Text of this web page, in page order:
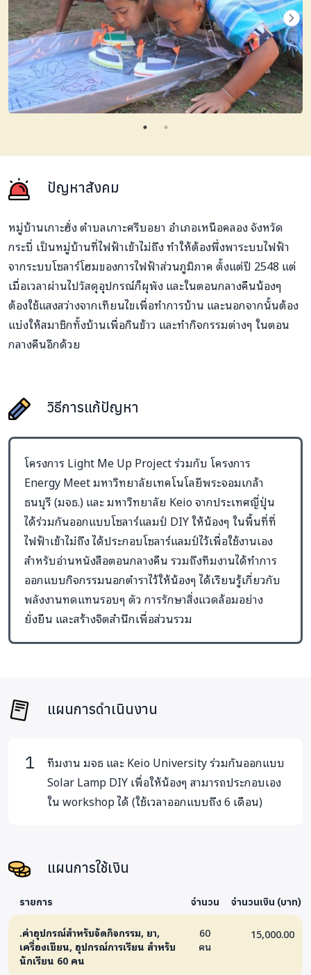
ปัญหาสังคม
หมู่บ้านเกาะฮั่ง ตำบลเกาะศรีบอยา อำเภอเหนือคลอง จังหวัด
กระบี่ เป็นหมู่บ้านที่ไฟฟ้าเข้าไม่ถึง ทำให้ต้องพึ่งพาระบบไฟฟ้า
จากระบบโซลาร์โฮมของการไฟฟ้าส่วนภูมิภาค ตั้งแต่ปี 2548 แต่
เมื่อเวลาผ่านไปวัสดุอุปกรณ์ก็ผุพัง และในตอนกลางคืนน้องๆ
ต้องใช้แสงสว่างจากเทียนไขเพื่อทำการบ้าน และนอกจากนั้นต้อง
แบ่งให้สมาชิกทั้งบ้านเพื่อกินข้าว และทำกิจกรรมต่างๆ ในตอน
กลางคืนอีกด้วย
วิธีการแก้ปัญหา
โครงการ Light Me Up Project ร่วมกับ โครงการ
Energy Meet มหาวิทยาลัยเทคโนโลยีพระจอมเกล้า
ธนบุรี (มจธ.) และ มหาวิทยาลัย Keio จากประเทศญี่ปุ่น
ได้ร่วมกันออกแบบโซลาร์แลมป์ DIY ให้น้องๆ ในพื้นที่ที่
ไฟฟ้าเข้าไม่ถึง ได้ประกอบโซลาร์แลมป์ไว้เพื่อใช้งานเอง
สำหรับอ่านหนังสือตอนกลางคืน รวมถึงทีมงานได้ทำการ
ออกแบบกิจกรรมนอกตำราไว้ให้น้องๆ ได้เรียนรู้เกี่ยวกับ
พลังงานทดแทนรอบๆ ตัว การรักษาสิ่งแวดล้อมอย่าง
ยั่งยืน และสร้างจิตสำนึกเพื่อส่วนรวม
แผนการดำเนินงาน
ทีมงาน มจธ และ Keio University ร่วมกันออกแบบ
Solar Lamp DIY เพื่อให้น้องๆ สามารถประกอบเอง
ใน workshop ได้ (ใช้เวลาออกแบบถึง 6 เดือน)
แผนการใช้เงิน
รายการ จำนวน จำนวนเงิน (บาท)
.ค่าอุปกรณ์สำหรับจัดกิจกรรม, ยา,
เครื่องเขียน, อุปกรณ์การเรียน สำหรับ
นักเรียน 60 คน
60
คน
15,000.00